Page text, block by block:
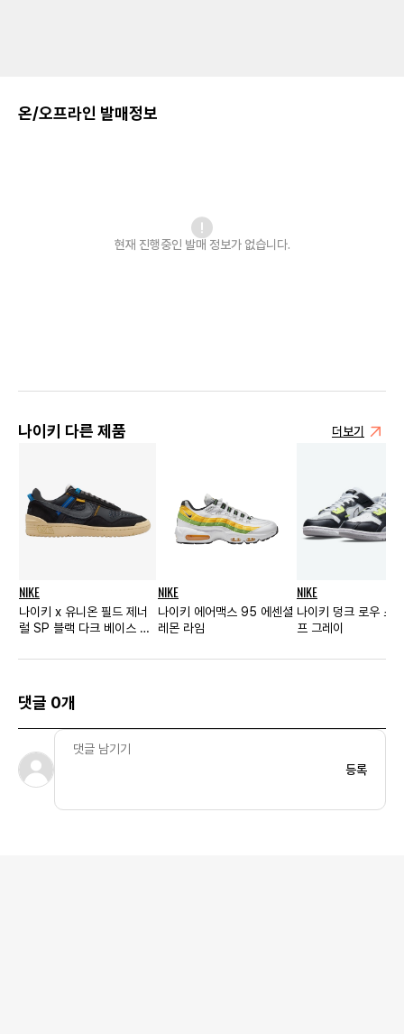
온/오프라인 발매정보
현재 진행중인 발매 정보가 없습니다.
나이키 다른 제품 더보기
NIKE
나이키 x 유니온 필드 제너
럴 SP 블랙 다크 베이스 그
NIKE
나이키 에어맥스 95 에센셜
레몬 라임
NIKE
나이키 덩크 로우 스
프 그레이
댓글 0개
등록